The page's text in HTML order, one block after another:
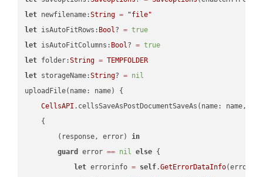
let newfilename:String =
"file"
let isAutoFitRows: Bool? = true
let isAutoFitColumns: Bool? = true
let folder:String = TEMPFOLDER
let storageName:String? = nil
uploadFile(name: name) {
CellsAPI .cellsSaveAsPostDocumentSaveAs(name:
    {
        (response, error)
in
guard
error == nil else {
let errorinfo = self.GetErrorDataInfo(error: